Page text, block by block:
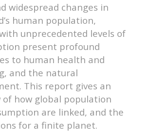
widespread changes in
human population,
unprecedented levels of
present profound
to human health and
and the natural
This report gives an
of how global population
are linked, and the
for a finite planet.